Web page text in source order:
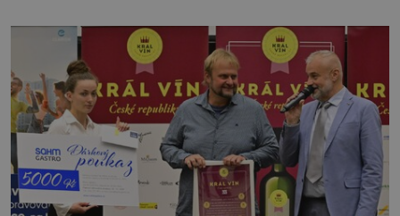
král. Nebo že by ne? Mongolové od roku 1223 postupují
podél Kaspického a Azovského moře,